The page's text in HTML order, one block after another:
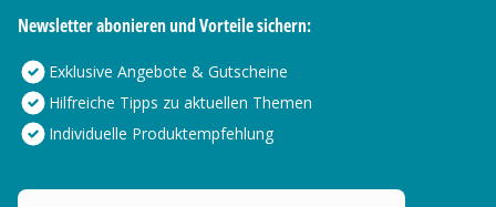
Newsletter abonieren und Vorteile sichern:
Exklusive Angebote & Gutscheine
Hilfreiche Tipps zu aktuellen Themen
Individuelle Produktempfehlung
Deine E-Mail Adresse